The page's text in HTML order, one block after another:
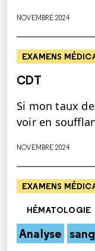
NOVEMBRE 2024
EXAMENS
CDT
Si mon taux
voir en
NOVEMBRE 2024
EXAMENS
HÉMATOLOGIE
Analyse sang